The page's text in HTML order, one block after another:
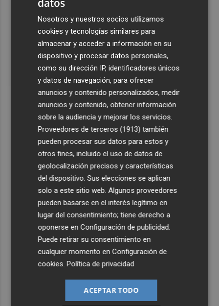
ViviFind, el buscador inmobiliario con IA surgido del
PCUMH, prepara sus primeras alianzas con el sector
Castelló apuesta por convertir el eclipse en un referente
científico: recibirá a un gran equipo de expertos
El Villarreal anuncia a sus seis capitanes: Gerard
Moreno, Foyth, Comesaña, Ayoze, Cardona y Logan
Costa
datos
Nosotros y nuestros socios utilizamos
cookies y tecnologías similares para
almacenar y acceder a información en su
dispositivo y procesar datos personales,
como su dirección IP, identificadores únicos
y datos de navegación, para ofrecer
anuncios y contenido personalizados, medir
anuncios y contenido, obtener información
sobre la audiencia y mejorar los servicios.
Proveedores de terceros (1913) también
pueden procesar sus datos para estos y
otros fines, incluido el uso de datos de
geolocalización precisos y características
del dispositivo. Sus elecciones se aplican
solo a este sitio web. Algunos proveedores
pueden basarse en el interés legítimo en
lugar del consentimiento; tiene derecho a
oponerse enConfiguración de publicidad.
Puede retirar su consentimiento en
cualquier momento enConfiguración de
cookies.Política de privacidad
ACEPTAR TODO